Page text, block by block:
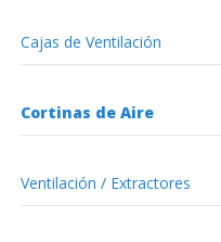
Cajas de Ventilación
Cortinas de Aire
Ventilación / Extractores